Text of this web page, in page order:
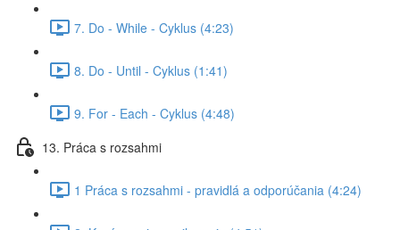
7. Do - While - Cyklus (4:23)
8. Do - Until - Cyklus (1:41)
9. For - Each - Cyklus (4:48)
13. Práca s rozsahmi
1 Práca s rozsahmi - pravidlá a odporúčania (4:24)